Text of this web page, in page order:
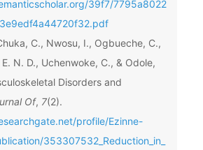
39f7/7795a8022
C., Nwosu, I., Ogbueche, C.,
E. N. D., Uchenwoke, C., & Odole,
Disorders and
Of, 7(2).
profile/Ezinne-
353307532_Reduction_in_